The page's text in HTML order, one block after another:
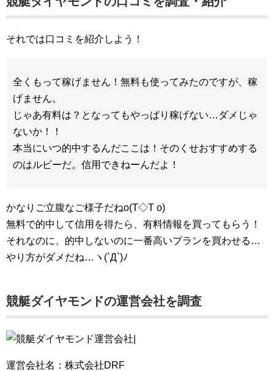
それでは口コミを紹介しよう！
全くもって稼げません！無料も使ってみたのですが、稼
げません。
じゃあ有料は？となってもやっぱり稼げない…ダメじゃ
ないか！！
本当にいつ的中するんだここは！そのくせおすすめする
のはルビーだ。信用できねーんだよ！
かなりご立腹なご様子だねo(T◇T o)
無料で的中して信用を得たら、有料情報を買ってもらう！
それなのに、的中しないのに一番高いプランを買わせる…
やり方がダメだね…ヽ(´Д`)ﾉ
競艇ダイヤモンドの運営会社を調査
運営会社名：株式会社DRF